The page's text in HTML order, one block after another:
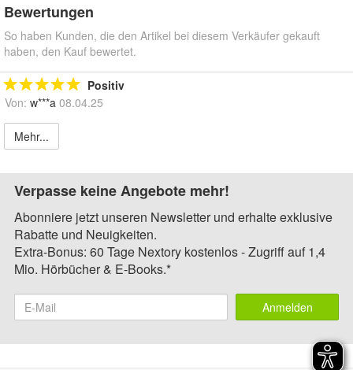
Bewertungen
So haben Kunden, die den Artikel bei diesem Verkäufer gekauft
haben, den Kauf bewertet.
Positiv
Von: w***a 08.04.25
Mehr...
Verpasse keine Angebote mehr!
Abonniere jetzt unseren Newsletter und erhalte exklusive
Rabatte und Neuigkeiten.
Extra-Bonus: 60 Tage Nextory kostenlos - Zugriff auf 1,4
Mio. Hörbücher & E-Books.*
Anmelden